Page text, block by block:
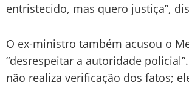
entristecido, mas quero justiça”,
O ex-ministro também acusou o
“desrespeitar a autoridade
não realiza verificação dos fatos;